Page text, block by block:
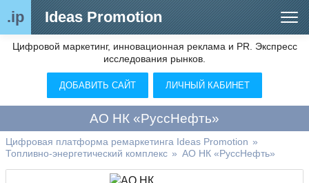
.ip Ideas Promotion
Сегменты рынка
Цифровой ремаркетинг (анализ рынка)
Видео
О нас
Цифровой маркетинг, инновационная реклама и PR. Экспресс
исследования рынков.
ДОБАВИТЬ САЙТ ЛИЧНЫЙ КАБИНЕТ
АО НК «РуссНефть»
Цифровая платформа ремаркетинга Ideas Promotion »
Топливно-энергетический комплекс » АО НК «РуссНефть»